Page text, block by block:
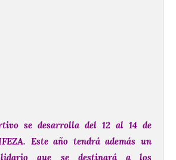
se desarrolla del 12 al 14 de
Este año tendrá además un
que se destinará a los